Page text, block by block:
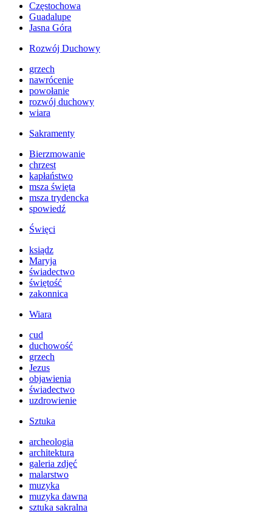
Częstochowa
Guadalupe
Jasna Góra
Rozwój Duchowy
grzech
nawrócenie
powołanie
rozwój duchowy
wiara
Sakramenty
Bierzmowanie
chrzest
kapłaństwo
msza święta
msza trydencka
spowiedź
Święci
ksiądz
Maryja
świadectwo
świętość
zakonnica
Wiara
cud
duchowość
grzech
Jezus
objawienia
świadectwo
uzdrowienie
Sztuka
archeologia
architektura
galeria zdjęć
malarstwo
muzyka
muzyka dawna
sztuka sakralna